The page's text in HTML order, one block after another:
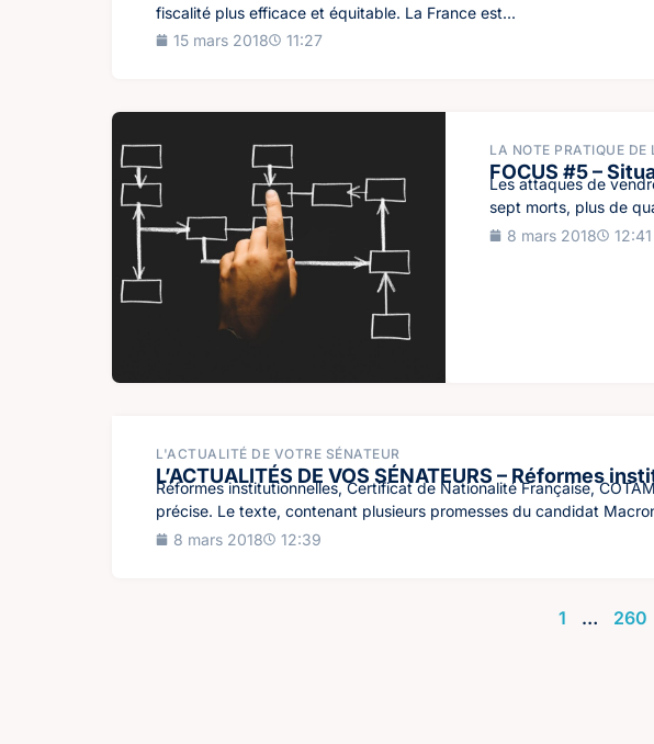
fiscalité plus efficace et équitable. La France est...
15 mars 2018
11:27
LA NOTE PRATIQUE DE
FOCUS #5 –
Les attaques de
sept morts, plus de
8 mars 2018
12:41
L'ACTUALITÉ DE VOTRE SÉNATEUR
L’ACTUALITÉS DE VOS SÉNATEURS – Réformes
Réformes institutionnelles, Certificat de Nationalité Française,
précise. Le texte, contenant plusieurs promesses du candidat
8 mars 2018
12:39
1 … 260